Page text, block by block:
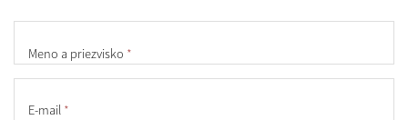
Meno a priezvisko *
E-mail *